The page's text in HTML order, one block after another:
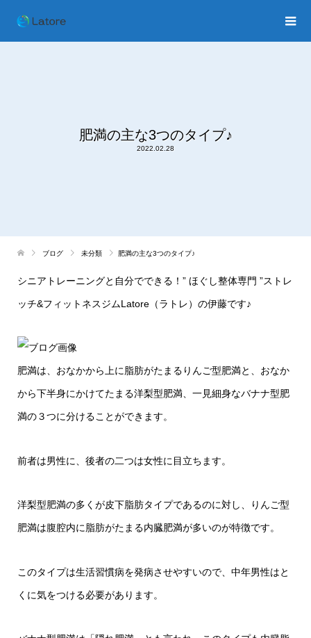
肥満の主な3つのタイプ♪
2022.02.28
ブログ 未分類 肥満の主な3つのタイプ♪
シニアトレーニングと自分でできる！ ” ほぐし整体専門 ”ストレ
ッチ&フィットネスジムLatore（ラトレ）の伊藤です♪
肥満は、おなかから上に脂肪がたまるりんご型肥満と、おなか
から下半身にかけてたまる洋梨型肥満、一見細身なバナナ型肥
満の３つに分けることができます。
前者は男性に、後者の二つは女性に目立ちます。
洋梨型肥満の多くが皮下脂肪タイプであるのに対し、りんご型
肥満は腹腔内に脂肪がたまる内臓肥満が多いのが特徴です。
このタイプは生活習慣病を発病させやすいので、中年男性はと
くに気をつける必要があります。